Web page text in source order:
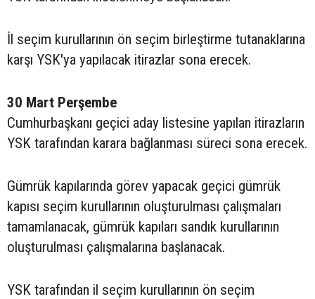
İl seçim kurullarının ön seçim birleştirme tutanaklarına
karşı YSK'ya yapılacak itirazlar sona erecek.
30 Mart Perşembe
Cumhurbaşkanı geçici aday listesine yapılan itirazların
YSK tarafından karara bağlanması süreci sona erecek.
Gümrük kapılarında görev yapacak geçici gümrük
kapısı seçim kurullarının oluşturulması çalışmaları
tamamlanacak, gümrük kapıları sandık kurullarının
oluşturulması çalışmalarına başlanacak.
YSK tarafından il seçim kurullarının ön seçim